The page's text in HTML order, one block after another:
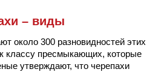
– виды
около 300 разновидностей этих
классу пресмыкающих, которые
утверждают, что черепахи